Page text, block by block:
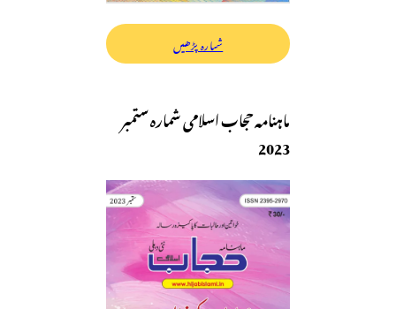
شمارہ پڑھیں
ماہنامہ حجاب اسلامی شمارہ ستمبر
2023